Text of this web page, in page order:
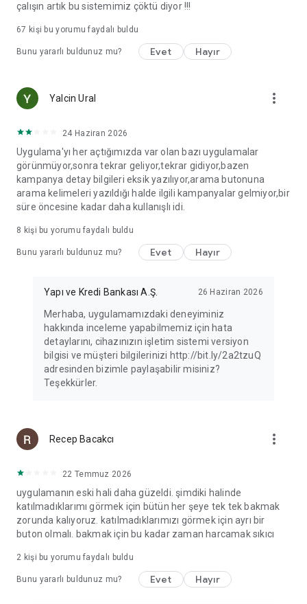
çalışın artık bu sistemimiz çöktü diyor !!!
67 kişi bu yorumu faydalı buldu
Bunu yararlı buldunuz mu? Evet Hayır
Yalcin Ural more_vert
24 Haziran 2026
Uygulama'yı her açtığımızda var olan bazı uygulamalar
görünmüyor,sonra tekrar geliyor,tekrar gidiyor,bazen
kampanya detay bilgileri eksik yazılıyor,arama butonuna
arama kelimeleri yazıldığı halde ilgili kampanyalar gelmiyor,bir
süre öncesine kadar daha kullanışlı idi.
8 kişi bu yorumu faydalı buldu
Bunu yararlı buldunuz mu? Evet Hayır
Yapı ve Kredi Bankası A.Ş. 26 Haziran 2026
Merhaba, uygulamamızdaki deneyiminiz
hakkında inceleme yapabilmemiz için hata
detaylarını, cihazınızın işletim sistemi versiyon
bilgisi ve müşteri bilgilerinizi http://bit.ly/2a2tzuQ
adresinden bizimle paylaşabilir misiniz?
Teşekkürler.
Recep Bacakcı more_vert
22 Temmuz 2026
uygulamanın eski hali daha güzeldi. şimdiki halinde
katılmadıklarımı görmek için bütün her şeye tek tek bakmak
zorunda kalıyoruz. katılmadıklarımızı görmek için ayrı bir
buton olmalı. bakmak için bu kadar zaman harcamak sıkıcı
2 kişi bu yorumu faydalı buldu
Bunu yararlı buldunuz mu? Evet Hayır